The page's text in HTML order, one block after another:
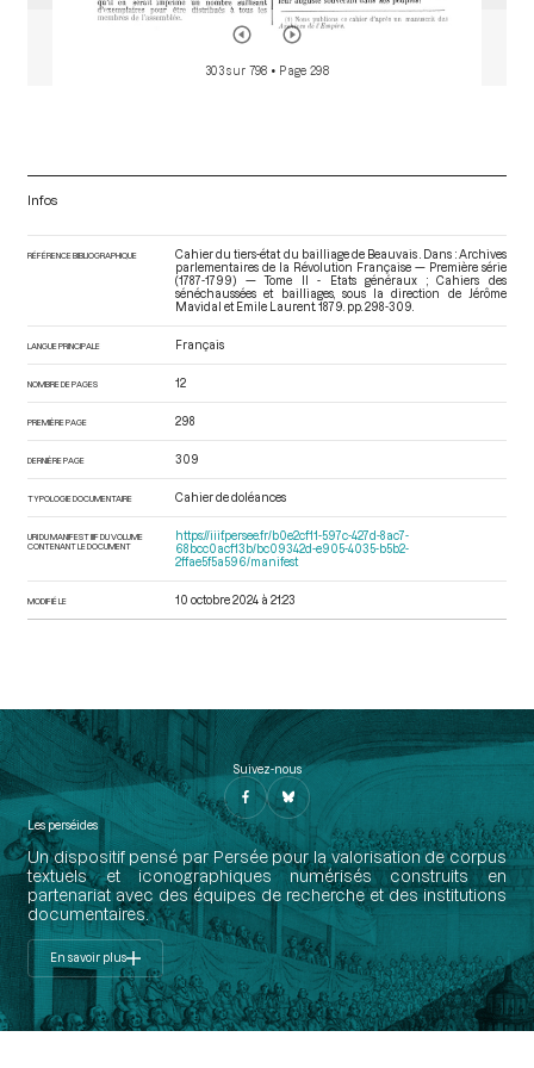
303 sur 798 • Page 298
Infos
RÉFÉRENCE BIBLIOGRAPHIQUE
Cahier du tiers-état du bailliage de Beauvais . Dans : Archives
parlementaires de la Révolution Française — Première série
(1787-1799) — Tome II - Etats généraux ; Cahiers des
sénéchaussées et bailliages, sous la direction de Jérôme
Mavidal et Emile Laurent. 1879. pp. 298-309.
LANGUE PRINCIPALE Français
NOMBRE DE PAGES 12
PREMIÈRE PAGE 298
DERNIÈRE PAGE 309
TYPOLOGIE DOCUMENTAIRE Cahier de doléances
URI DU MANIFEST IIIF DU VOLUME
CONTENANT LE DOCUMENT
https://iiif.persee.fr/b0e2cf11-597c-427d-8ac7-
68bcc0acf13b/bc09342d-e905-4035-b5b2-
2ffae5f5a596/manifest
MODIFIÉ LE 10 octobre 2024 à 21:23
Suivez-nous
Les perséides
Un dispositif pensé par Persée pour la valorisation de corpus
textuels et iconographiques numérisés construits en
partenariat avec des équipes de recherche et des institutions
documentaires.
En savoir plus